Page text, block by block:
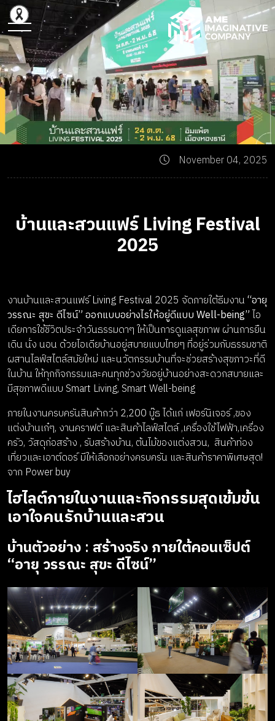
November 04, 2025
บ้านและสวนแฟร์ Living Festival
2025
งานบ้านและสวนแฟร์ Living Festival 2025 จัดภายใต้ธีมงาน“อายุ
วรรณะ สุขะ ดีไซน์” ออกแบบอย่างไรให้อยู่ดีแบบ Well-being”ไอ
เดียการใช้ชีวิตประจำวันธรรมดาๆ ให้เป็นการดูแลสุขภาพ ผ่านการยืน
เดิน นั่ง นอน ด้วยไอเดียบ้านอยู่สบายแบบไทยๆ ที่อยู่ร่วมกับธรรมชาติ
ผสานไลฟ์สไตล์สมัยใหม่ และนวัตกรรมบ้านที่จะช่วยสร้างสุขภาวะที่ดี
ในบ้าน ให้ทุกกิจกรรมและคนทุกช่วงวัยอยู่บ้านอย่างสะดวกสบายและ
มีสุขภาพดีแบบ Smart Living, Smart Well-being
ภายในงานครบครันสินค้ากว่า 2,200 บู๊ธ ได้แก่ เฟอร์นิเจอร์ ,ของ
แต่งบ้านเก๋ๆ, งานคราฟต์ และสินค้าไลฟ์สไตล์ ,เครื่องใช้ไฟฟ้า,เครื่อง
ครัว, วัสดุก่อสร้าง , รับสร้างบ้าน, ต้นไม้ของแต่งสวน, สินค้าท่อง
เที่ยวและเอาต์ดอร์ มีให้เลือกอย่างครบครัน และสินค้าราคาพิเศษสุด!
จาก Power buy
ไฮไลต์ภายในงานและกิจกรรมสุดเข้มข้น
เอาใจคนรักบ้านและสวน
บ้านตัวอย่าง : สร้างจริง ภายใต้คอนเซ็ปต์
“อายุ วรรณะ สุขะ ดีไซน์”